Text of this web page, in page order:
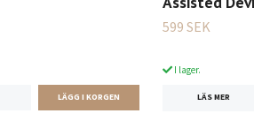
599 SEK
I lager.
LÄS MER